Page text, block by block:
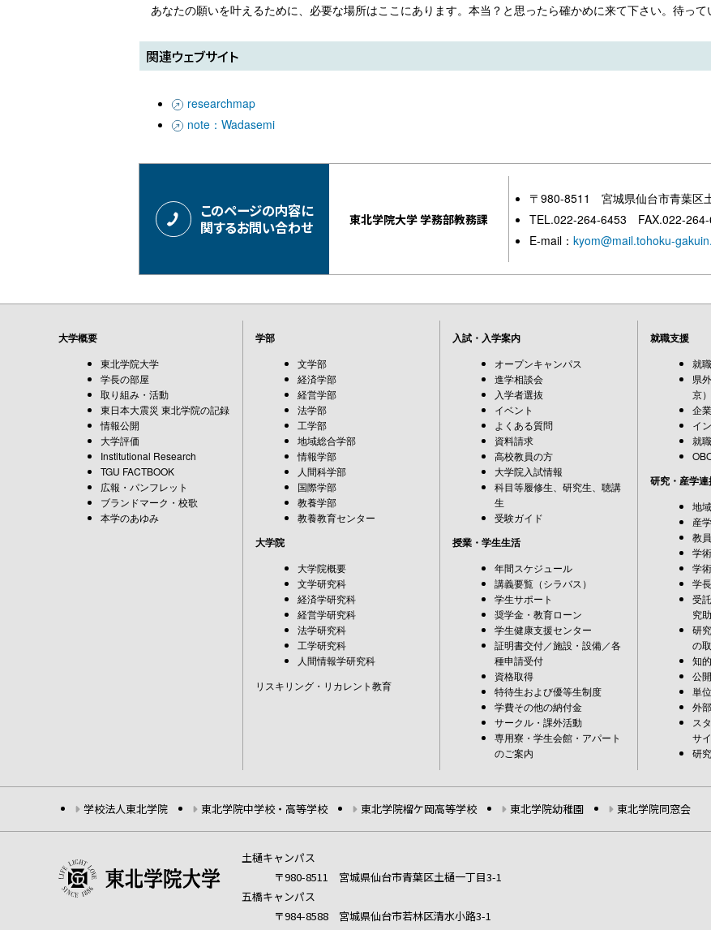
あなたの願いを叶えるために、必要な場所はここにあります。本当？と思ったら確かめに来て下さい。待っ
関連ウェブサイト
researchmap
note：Wadasemi
このページの内容に
関するお問い合わせ
東北学院大学 学務部教務課
〒980-8511 宮城県仙台市青葉区
TEL.022-264-6453 FAX.022-264-
E-mail： kyom@mail.tohoku-
大学概要
東北学院大学
学長の部屋
取り組み・活動
東日本大震災 東北学院の記録
情報公開
大学評価
Institutional Research
TGU FACTBOOK
広報・パンフレット
ブランドマーク・校歌
本学のあゆみ
学部
文学部
経済学部
経営学部
法学部
工学部
地域総合学部
情報学部
人間科学部
国際学部
教養学部
教養教育センター
大学院
大学院概要
文学研究科
経済学研究科
経営学研究科
法学研究科
工学研究科
人間情報学研究科
リスキリング・リカレント教育
入試・入学案内
オープンキャンパス
進学相談会
入学者選抜
イベント
よくある質問
資料請求
高校教員の方
大学院入試情報
科目等履修生、研究生、聴講
生
受験ガイド
授業・学生生活
年間スケジュール
講義要覧（シラバス）
学生サポート
奨学金・教育ローン
学生健康支援センター
証明書交付／施設・設備／各
種申請受付
資格取得
特待生および優等生制度
学費その他の納付金
サークル・課外活動
専用寮・学生会館・アパート
のご案内
就職支援
就
県
京）
企
イ
就
研究・産学
地
産
教
学
学
学
受
究
研
の
知
公
単
外
ス
サ
研
学校法人東北学院 東北学院中学校・高等学校 東北学院榴ケ岡高等学校 東北学院幼稚園 東北学院同窓会
土樋キャンパス
〒980-8511 宮城県仙台市青葉区土樋一丁目3-1
五橋キャンパス
〒984-8588 宮城県仙台市若林区清水小路3-1